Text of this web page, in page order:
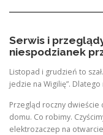
Serwis i
niespodzianek
Listopad i grudzień to
jedzie na Wigilię”.
Przegląd roczny dwieście
domu. Co robimy.
elektrozaczep na